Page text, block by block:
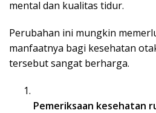
mental dan kualitas tidur.
Perubahan ini mungkin
manfaatnya bagi kesehatan
tersebut sangat berharga.
Pemeriksaan kesehatan